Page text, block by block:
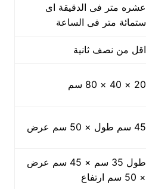
عشره متر فى الدقيقة اى
ستمائة متر فى الساعة
اقل من نصف ثانية
20 × 40 × 80 سم
45 سم طول × 50 سم عرض
طول 35 سم × 45 سم عرض
× 50 سم ارتفاع